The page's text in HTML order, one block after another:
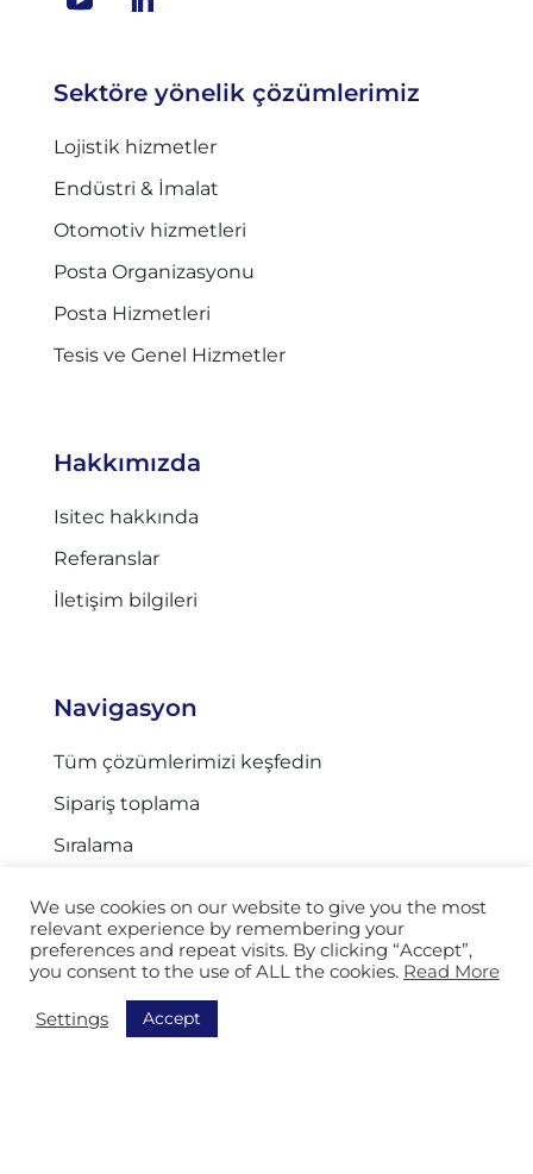
Sektöre yönelik çözümlerimiz
Lojistik hizmetler
Endüstri & İmalat
Otomotiv hizmetleri
Posta Organizasyonu
Posta Hizmetleri
Tesis ve Genel Hizmetler
Hakkımızda
Isitec hakkında
Referanslar
İletişim bilgileri
Navigasyon
Tüm çözümlerimizi keşfedin
Sipariş toplama
Sıralama
Takip ve İzleme
AGV
Depolama
We use cookies on our website to give you the most
relevant experience by remembering your
preferences and repeat visits. By clicking “Accept”,
you consent to the use of ALL the cookies. Read More
Settings Accept